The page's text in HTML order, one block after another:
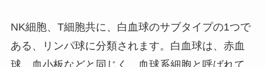
NK細胞、T細胞共に、白血球のサブタイプの1つで
ある、リンパ球に分類されます。白血球は、赤血
球、血小板などと同じく、血球系細胞と呼ばれて